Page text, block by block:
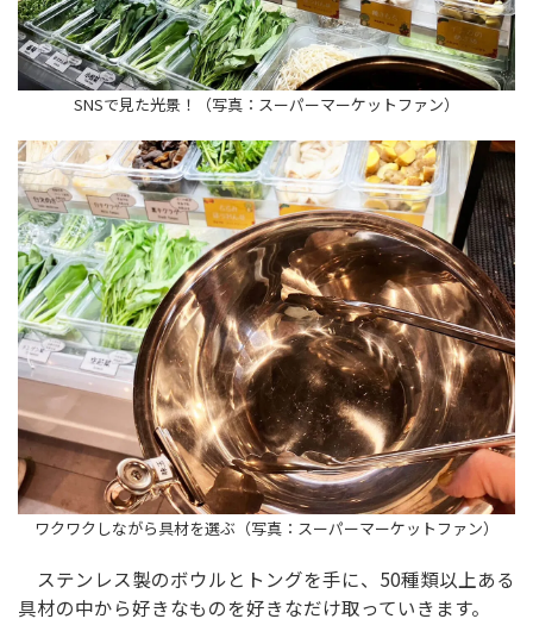
SNSで見た光景！（写真：スーパーマーケットファン）
ワクワクしながら具材を選ぶ（写真：スーパーマーケットファン）
ステンレス製のボウルとトングを手に、50種類以上ある
具材の中から好きなものを好きなだけ取っていきます。